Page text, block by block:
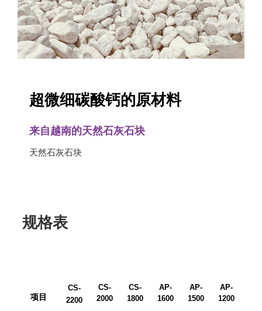
超微细碳酸钙的原材料
来自越南的天然石灰石块
天然石灰石块
规格表
项目
CS-
2200
CS-
2000
CS-
1800
AP-
1600
AP-
1500
AP-
1200